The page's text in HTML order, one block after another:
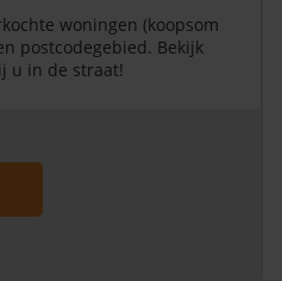
woningen (koopsom
postcodegebied. Bekijk
u in de straat!